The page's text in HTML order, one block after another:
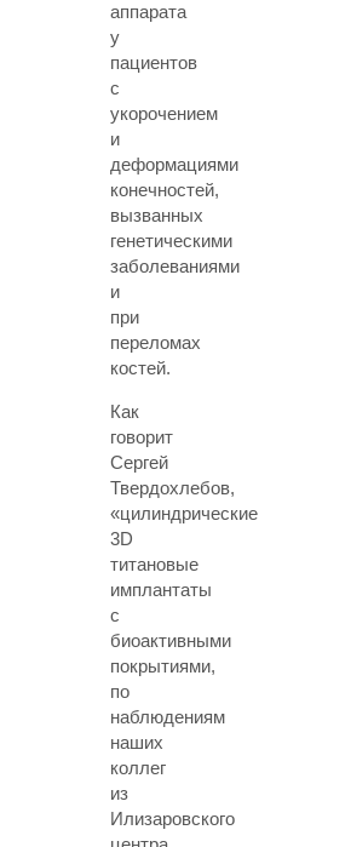
аппарата
у
пациентов
с
укорочением
и
деформациями
конечностей,
вызванных
генетическими
заболеваниями
и
при
переломах
костей.
Как
говорит
Сергей
Твердохлебов,
«цилиндрические
3D
титановые
имплантаты
с
биоактивными
покрытиями,
по
наблюдениям
наших
коллег
из
Илизаровского